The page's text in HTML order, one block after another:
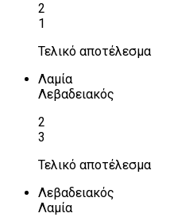
2
1
Τελικό αποτέλεσμα
Λαμία
Λεβαδειακός
2
3
Τελικό αποτέλεσμα
Λεβαδειακός
Λαμία